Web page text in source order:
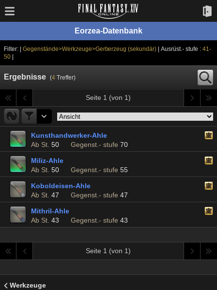
Eorzea-Datenbank
Filter: | Gegenstände>Werkzeuge>Gerberzeug (sekundär) | Ausrüst.- stufe : 41-
50|
Ergebnisse (4Treffer)
Seite 1 (von 1)
Kunsthandwerker-Ahle
Ab St. 50 Gegenst.- stufe 70
Miliz-Ahle
Ab St. 50 Gegenst.- stufe 55
Koboldeisen-Ahle
Ab St. 47 Gegenst.- stufe 47
Mithril-Ahle
Ab St. 43 Gegenst.- stufe 43
Seite 1 (von 1)
Werkzeuge